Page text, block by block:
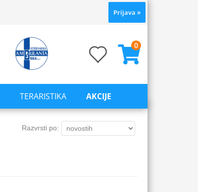
Prijava »
0
TERARISTIKA AKCIJE
Razvrsti po: